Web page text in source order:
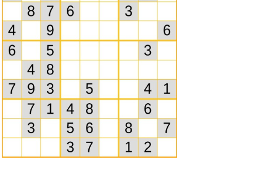
Smartwatch Damen Rund,
1.32&qu...